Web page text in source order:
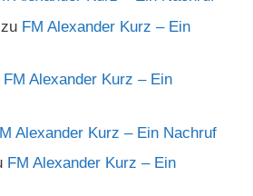
zu FM Alexander Kurz – Ein
FM Alexander Kurz – Ein
Alexander Kurz – Ein Nachruf
FM Alexander Kurz – Ein